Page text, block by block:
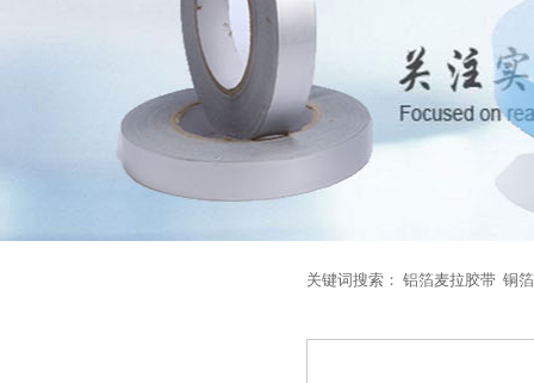
关键词搜索： 铝箔麦拉胶带 铜